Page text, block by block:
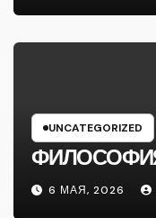
UNCATEGORIZED
6 МАЯ, 2026